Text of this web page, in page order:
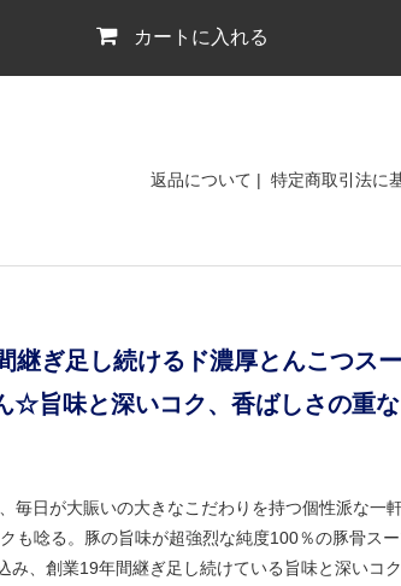
カートに入れる
返品について | 特定商取引法に
ぎ足し続けるド濃厚とんこつスー
☆旨味と深いコク、香ばしさの重
毎日が大賑いの大きなこだわりを持つ個性派な一
唸る。豚の旨味が超強烈な純度100％の豚骨ス
、創業19年間継ぎ足し続けている旨味と深いコ